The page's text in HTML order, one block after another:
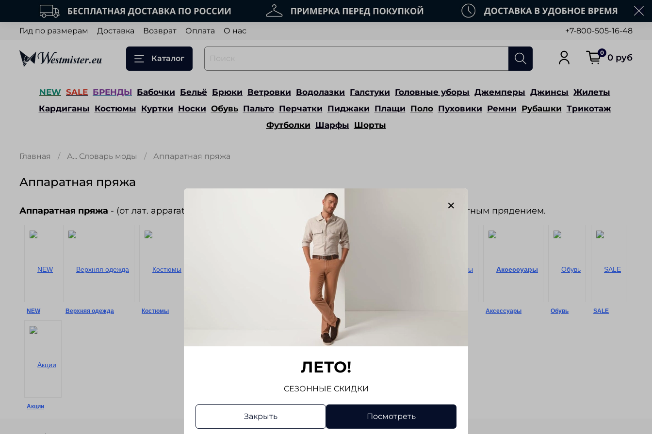
Гид по размерам Доставка Возврат Оплата О нас +7-800-505-16-48
Каталог
0 0 руб
NEW SALE БРЕНДЫ Бабочки Бельё Брюки Ветровки Водолазки Галстуки Головные уборы Джемперы Джинсы Жилеты
Кардиганы Костюмы Куртки Носки Обувь Пальто Перчатки Пиджаки Плащи Поло Пуховики Ремни Рубашки Трикотаж
Футболки Шарфы Шорты
Главная А... Словарь моды Аппаратная пряжа
Аппаратная пряжа
Аппаратная пряжа - (от лат. apparatus - снаряжение, оборудование) - пряжа, полученная аппаратным прядением.
NEW Верхняя одежда Костюмы Трикотаж Жилеты Аксессуары Обувь SALE
Акции
ЛЕТО!
СЕЗОННЫЕ СКИДКИ
Закрыть Посмотреть